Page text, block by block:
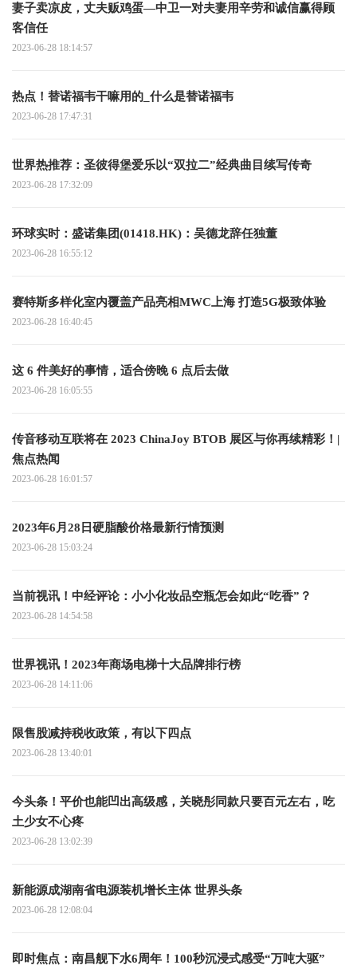
妻子卖凉皮，丈夫贩鸡蛋—中卫一对夫妻用辛劳和诚信赢得顾
客信任
2023-06-28 18:14:57
热点！替诺福韦干嘛用的_什么是替诺福韦
2023-06-28 17:47:31
世界热推荐：圣彼得堡爱乐以“双拉二”经典曲目续写传奇
2023-06-28 17:32:09
环球实时：盛诺集团(01418.HK)：吴德龙辞任独董
2023-06-28 16:55:12
赛特斯多样化室内覆盖产品亮相MWC上海 打造5G极致体验
2023-06-28 16:40:45
这 6 件美好的事情，适合傍晚 6 点后去做
2023-06-28 16:05:55
传音移动互联将在 2023 ChinaJoy BTOB 展区与你再续精彩！|
焦点热闻
2023-06-28 16:01:57
2023年6月28日硬脂酸价格最新行情预测
2023-06-28 15:03:24
当前视讯！中经评论：小小化妆品空瓶怎会如此“吃香”？
2023-06-28 14:54:58
世界视讯！2023年商场电梯十大品牌排行榜
2023-06-28 14:11:06
限售股减持税收政策，有以下四点
2023-06-28 13:40:01
今头条！平价也能凹出高级感，关晓彤同款只要百元左右，吃
土少女不心疼
2023-06-28 13:02:39
新能源成湖南省电源装机增长主体 世界头条
2023-06-28 12:08:04
即时焦点：南昌舰下水6周年！100秒沉浸式感受“万吨大驱”